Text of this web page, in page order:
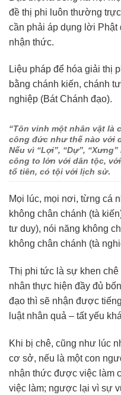
đề thị phi luôn thường
cần phải áp dụng lời Phật
nhận thức.
Liệu pháp để hóa giải thị
bằng chánh kiến, chánh
nghiệp (Bát Chánh đạo).
“Tôn vinh một nhân vật là
công đức như thế nào với
Nếu vì “Lợi”, “Dự”,
công to lớn với dân tộc,
tổ tiên, có tội với lịch sử.
Mọi lúc, mọi nơi, từng cá
không chân chánh (tà
tư duy), nói năng không
không chân chánh (tà
Thị phi tức là sự khen
nhân thực hiện đầy đủ
đạo thì sẽ nhận được
luật nhân quả – tất yếu
Khi bị chê, cũng như lúc
cơ sở, nếu là một con
nhận thức được việc làm
việc làm; ngược lại vì sự